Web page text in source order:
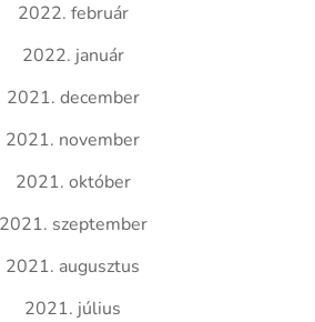
2022. február
2022. január
2021. december
2021. november
2021. október
2021. szeptember
2021. augusztus
2021. július